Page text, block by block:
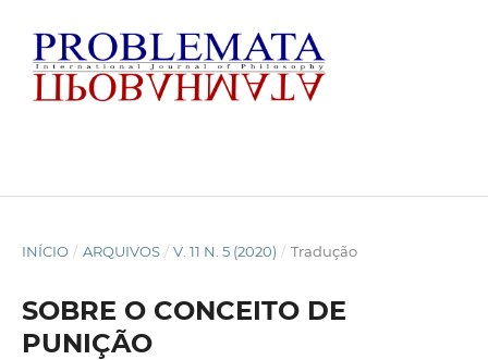
INÍCIO / ARQUIVOS / V. 11 N. 5 (2020) / Tradução
SOBRE O CONCEITO DE
PUNIÇÃO